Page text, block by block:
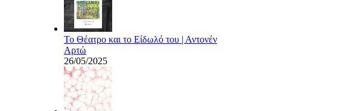
Το Θέατρο και το Είδωλό του | Αντονέν
Αρτώ
26/05/2025